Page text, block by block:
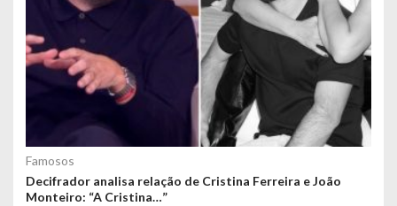
Famosos
Decifrador analisa relação de Cristina Ferreira e João
Monteiro: “A Cristina…”